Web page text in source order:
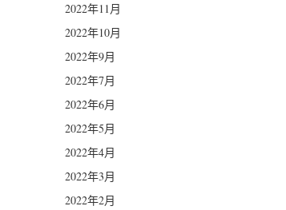
2022年11月
2022年10月
2022年9月
2022年7月
2022年6月
2022年5月
2022年4月
2022年3月
2022年2月